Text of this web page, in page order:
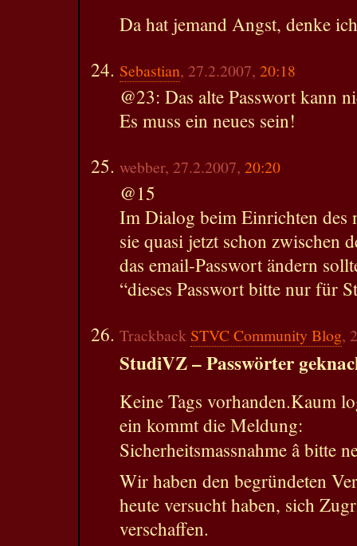
Da hat jemand Angst, denke
Sebastian, 27.2.2007, 20:18
@23: Das alte Passwort kann
Es muss ein neues sein!
webber, 27.2.2007, 20:20
@15
Im Dialog beim Einrichten des
sie quasi jetzt schon zwischen
das email-Passwort ändern
“dieses Passwort bitte nur für
Trackback STVC Community Blog,
StudiVZ – Passwörter
Keine Tags vorhanden.Kaum
ein kommt die Meldung:
Sicherheitsmassnahme â bitte
Wir haben den begründeten
heute versucht haben, sich
verschaffen.